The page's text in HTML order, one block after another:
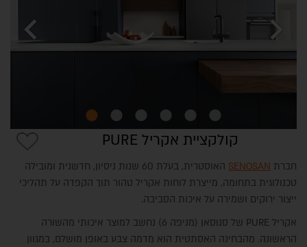
אזור יצרנים
chevron_left chevron_right
קולקציית אקריל PURE
חברת SENOSAN
האוסטרית, בעלת 60 שנות ניסיון, חדשנית ומובילה
טכנולוגית בתחומה, מייצרת לוחות אקריל טהור תוך הקפדה על תהליכי
ייצור ירוקים ושמירה על איכות הסביבה.
אקריל PURE של סנוסאן (מניפה 6) נחשב למוצר איכותי מהשורה
הראשונה. מהבחינה האסתטית הוא מדמה צבע באופן מושלם, במגוון